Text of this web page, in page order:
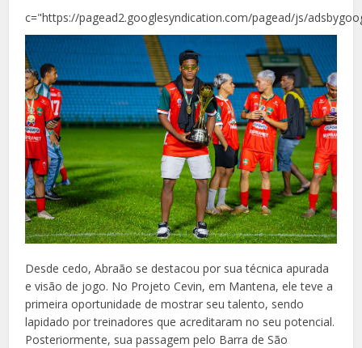
c="https://pagead2.googlesyndication.com/pagead/js/
Desde cedo, Abraão se destacou por sua técnica apurada
e visão de jogo. No Projeto Cevin, em Mantena, ele teve a
primeira oportunidade de mostrar seu talento, sendo
lapidado por treinadores que acreditaram no seu potencial.
Posteriormente, sua passagem pelo Barra de São